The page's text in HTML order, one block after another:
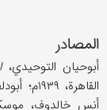
المصادر
أبوحیان التوحیدي،
القاهرة، ۱۹۳۹م؛ أبودلف، مسعر،
أنس خالدوف، موسکو، ۱۹۶۰م؛ أبوسلیمان